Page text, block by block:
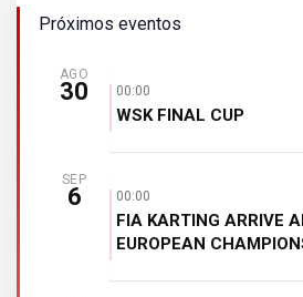
Próximos eventos
AGO
30 00:00
WSK FINAL CUP
SEP
6 00:00
FIA KARTING ARRIVE
EUROPEAN